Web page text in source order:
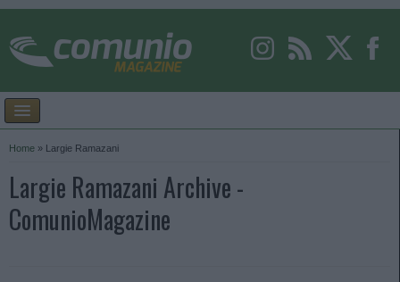
Home » Largie Ramazani
Largie Ramazani Archive -
ComunioMagazine